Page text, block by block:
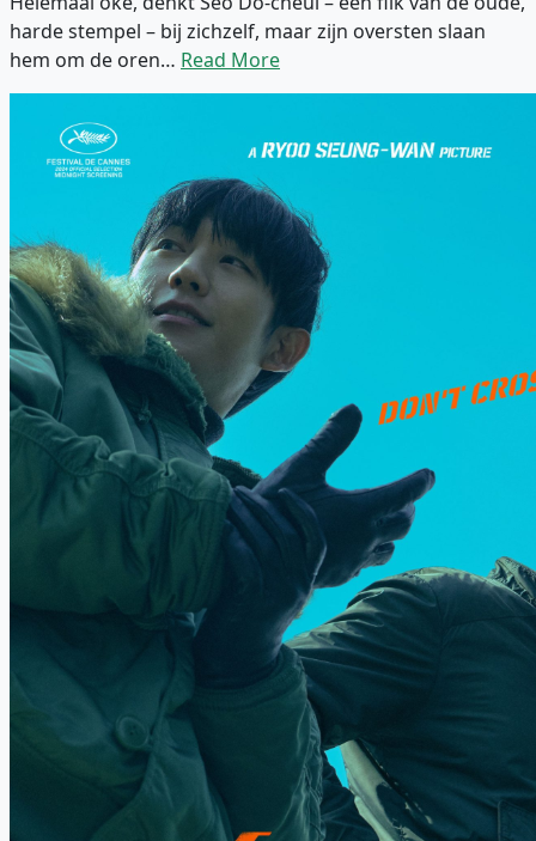
harde stempel – bij zichzelf, maar zijn oversten slaan
hem om de oren… Read More